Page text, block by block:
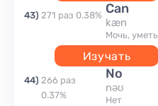
43) 271 раз 0.38% can
kæn
Мочь, уметь
Изучать
44) 266 раз
0.37%
no
nəʊ
нет